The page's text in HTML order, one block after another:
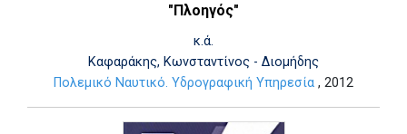
"Πλοηγός"
κ.ά.
Καφαράκης, Κωνσταντίνος - Διομήδης
Πολεμικό Ναυτικό. Υδρογραφική Υπηρεσία , 2012